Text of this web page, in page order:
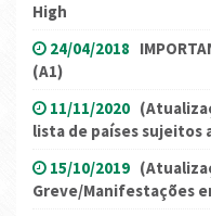
High
24/04/2018
(A1)
11/11/2020
lista de países sujeitos
15/10/2019
Greve/Manifestações